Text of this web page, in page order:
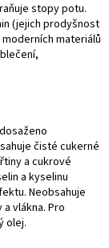
stopy potu.
(jejich prodyšnost
materiálů
čisté cukerné
a cukrové
a kyselinu
Neobsahuje
vlákna. Pro
olej.